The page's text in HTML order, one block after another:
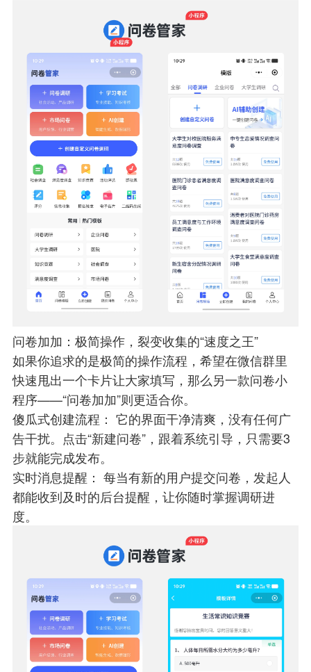
问卷加加：极简操作，裂变收集的“速度之王”
如果你追求的是极简的操作流程，希望在微信群里
快速甩出一个卡片让大家填写，那么另一款问卷小
程序——“问卷加加”则更适合你。
傻瓜式创建流程： 它的界面干净清爽，没有任何广
告干扰。点击“新建问卷”，跟着系统引导，只需要3
步就能完成发布。
实时消息提醒： 每当有新的用户提交问卷，发起人
都能收到及时的后台提醒，让你随时掌握调研进
度。